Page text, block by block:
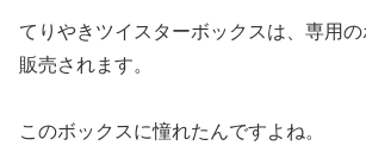
てりやきツイスターボックスは、専用
販売されます。
このボックスに憧れたんですよね。